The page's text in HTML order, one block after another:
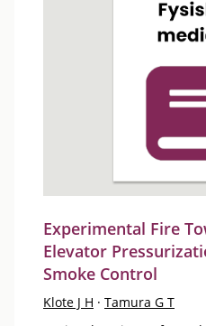
Experimental Fire
Elevator
Smoke Control
Klote J H · Tamura G T